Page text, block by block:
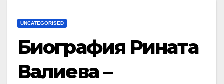
UNCATEGORISED
Биография Рината
Валиева –